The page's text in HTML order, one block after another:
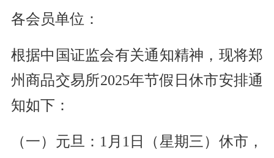
各会员单位：
根据中国证监会有关通知精神，现将郑
州商品交易所2025年节假日休市安排通
知如下：
（一）元旦：1月1日（星期三）休市，